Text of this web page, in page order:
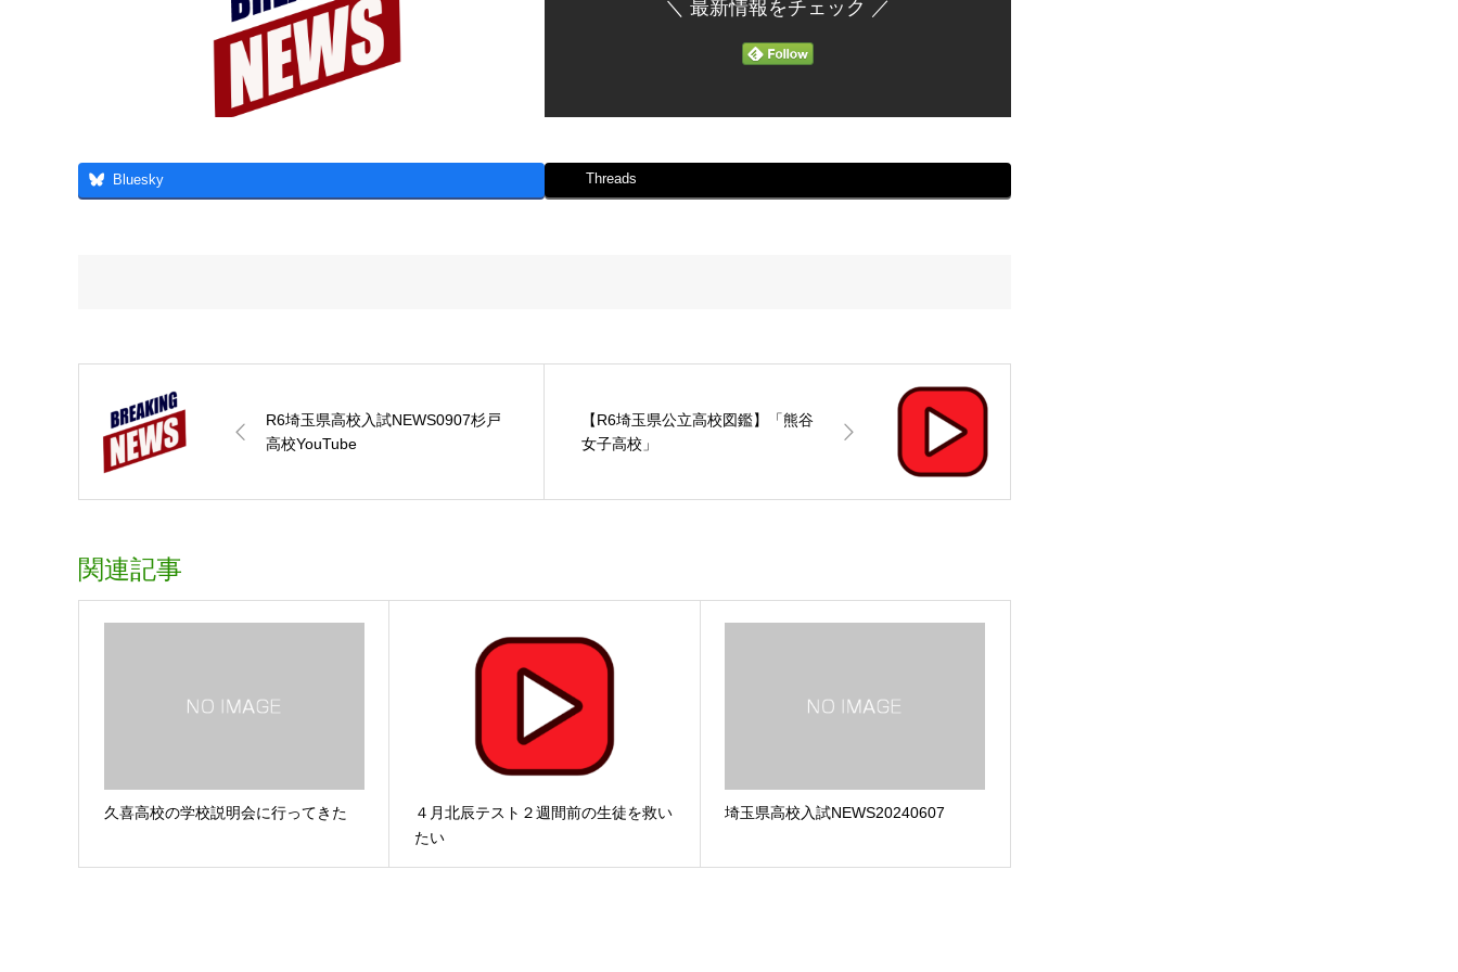
＼ 最新情報をチェック ／
Bluesky Threads
R6埼玉県高校入試NEWS0907杉戸
高校YouTube
【R6埼玉県公立高校図鑑】「熊谷
女子高校」
関連記事
久喜高校の学校説明会に行ってきた
４月北辰テスト２週間前の生徒を救い
たい
埼玉県高校入試NEWS20240607